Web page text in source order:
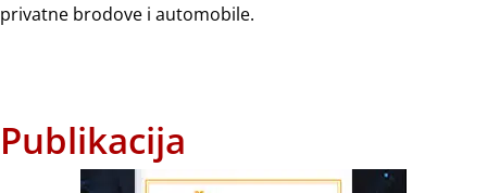
privatne brodove i automobile.
Publikacija